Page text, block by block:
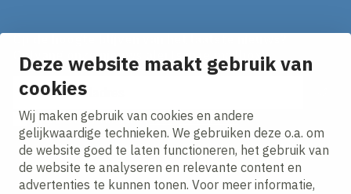
Deze website maakt gebruik van
cookies
Wij maken gebruik van cookies en andere
gelijkwaardige technieken. We gebruiken deze o.a. om
de website goed te laten functioneren, het gebruik van
de website te analyseren en relevante content en
advertenties te kunnen tonen. Voor meer informatie,
Ontvang onze nieuws alerts in je mailbox!
E-mailadres
Ik ga akkoord met hetprivacy statement.